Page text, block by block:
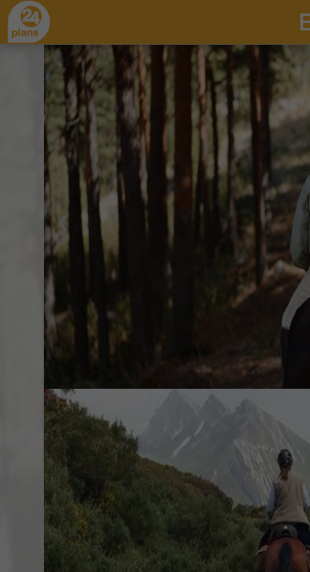
❮
SOBRE EL EVENTO
Los paseos a caballo por el
Madrid, ofrecen una experiencia
y la equitación. Los visitantes